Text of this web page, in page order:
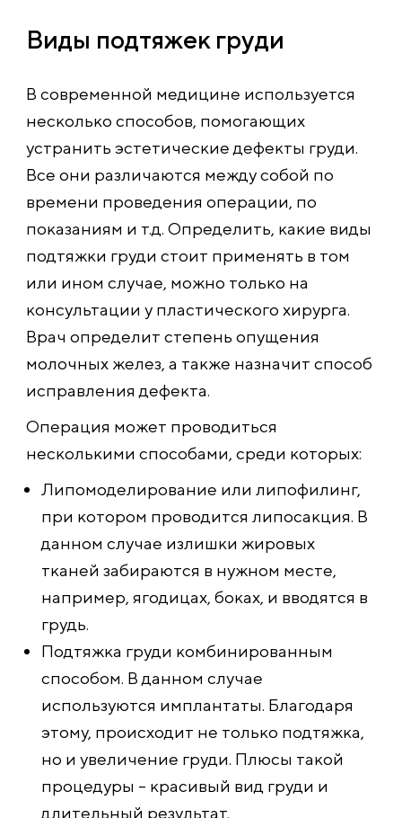
Виды подтяжек груди
В современной медицине используется
несколько способов, помогающих
устранить эстетические дефекты груди.
Все они различаются между собой по
времени проведения операции, по
показаниям и т.д. Определить, какие виды
подтяжки груди стоит применять в том
или ином случае, можно только на
консультации у пластического хирурга.
Врач определит степень опущения
молочных желез, а также назначит способ
исправления дефекта.
Операция может проводиться
несколькими способами, среди которых:
Липомоделирование или липофилинг,
при котором проводится липосакция. В
данном случае излишки жировых
тканей забираются в нужном месте,
например, ягодицах, боках, и вводятся в
грудь.
Подтяжка груди комбинированным
способом. В данном случае
используются имплантаты. Благодаря
этому, происходит не только подтяжка,
но и увеличение груди. Плюсы такой
процедуры – красивый вид груди и
длительный результат.